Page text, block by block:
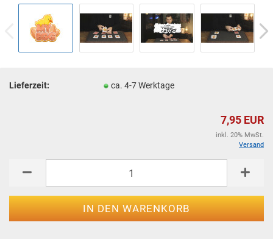
Lieferzeit: ca. 4-7 Werktage
7,95 EUR
inkl. 20% MwSt.
Versand